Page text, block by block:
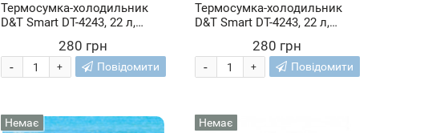
Термосумка-холодильник
D&T Smart DT-4243, 22 л,
280 грн
+
- Повідомити
Термосумка-холодильник
D&T Smart DT-4243, 22 л,
280 грн
+
- Повідомити
Немає Немає